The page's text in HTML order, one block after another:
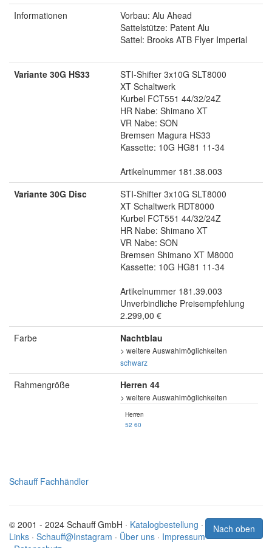
Informationen
Vorbau: Alu Ahead
Sattelstütze: Patent Alu
Sattel: Brooks ATB Flyer Imperial
Variante 30G HS33
STI-Shifter 3x10G SLT8000
XT Schaltwerk
Kurbel FCT551 44/32/24Z
HR Nabe: Shimano XT
VR Nabe: SON
Bremsen Magura HS33
Kassette: 10G HG81 11-34
Artikelnummer 181.38.003
Variante 30G Disc
STI-Shifter 3x10G SLT8000
XT Schaltwerk RDT8000
Kurbel FCT551 44/32/24Z
HR Nabe: Shimano XT
VR Nabe: SON
Bremsen Shimano XT M8000
Kassette: 10G HG81 11-34
Artikelnummer 181.39.003
Unverbindliche Preisempfehlung
2.299,00 €
Farbe
Nachtblau
> weitere Auswahlmöglichkeiten
schwarz
Rahmengröße Herren 44
> weitere Auswahlmöglichkeiten
Herren
52 60
Schauff Fachhändler
Nach oben
© 2001 - 2024 Schauff GmbH · Katalogbestellung ·
Links · Schauff@Instagram · Über uns · Impressum